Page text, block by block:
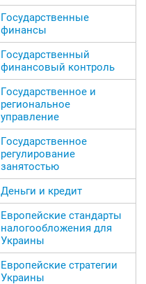
Государственные
финансы
Государственный
финансовый контроль
Государственное и
региональное
управление
Государственное
регулирование
занятостью
Деньги и кредит
Европейские стандарты
налогообложения для
Украины
Европейские стратегии
Украины